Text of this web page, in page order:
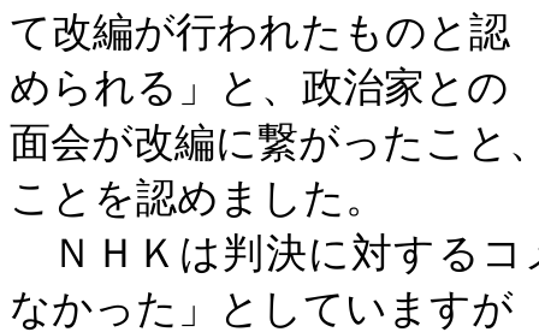
て改編が行われたものと認
められる」と、政治家との
面会が改編に繋がったこと
ことを認めました。
ＮＨＫは判決に対するコ
なかった」としていますが